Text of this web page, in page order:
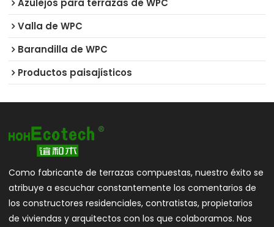
Azulejos para terrazas de WPC
Valla de WPC
Barandilla de WPC
Productos paisajísticos
Como fabricante de terrazas compuestas, nuestro éxito se
atribuye a escuchar constantemente los comentarios de
los constructores residenciales, contratistas, propietarios
de viviendas y arquitectos con los que colaboramos. Nos